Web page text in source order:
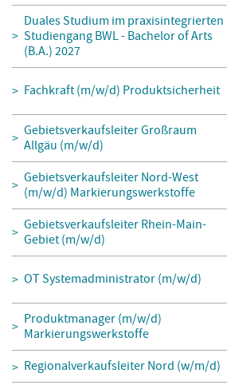
Duales Studium im praxisintegrierten
Studiengang BWL - Bachelor of Arts
(B.A.) 2027
Fachkraft (m/w/d) Produktsicherheit
Gebietsverkaufsleiter Großraum
Allgäu (m/w/d)
Gebietsverkaufsleiter Nord-West
(m/w/d) Markierungswerkstoffe
Gebietsverkaufsleiter Rhein-Main-
Gebiet (m/w/d)
OT Systemadministrator (m/w/d)
Produktmanager (m/w/d)
Markierungswerkstoffe
Regionalverkaufsleiter Nord (w/m/d)